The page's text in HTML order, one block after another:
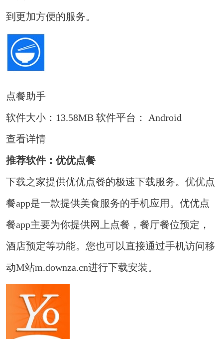
到更加方便的服务。
点餐助手
软件大小：13.58MB 软件平台： Android
查看详情
推荐软件：优优点餐
下载之家提供优优点餐的极速下载服务。优优点
餐app是一款提供美食服务的手机应用。优优点
餐app主要为你提供网上点餐，餐厅餐位预定，
酒店预定等功能。您也可以直接通过手机访问移
动M站m.downza.cn进行下载安装。